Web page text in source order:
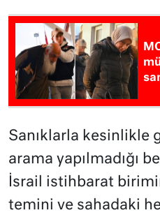
Sanıklarla kesinlikle
arama yapılmadığı
İsrail istihbarat
temini ve sahadaki